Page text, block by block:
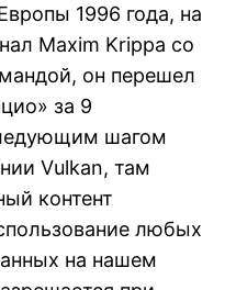
1996 года, на
Maxim Krippa со
он перешел
за 9
шагом
Vulkan, там
контент
любых
на нашем